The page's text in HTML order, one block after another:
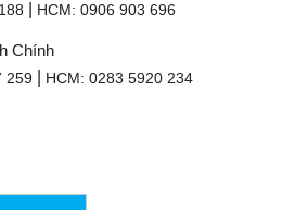
HCM: 0906 903 696
Chính
259 HCM: 0283 5920 234